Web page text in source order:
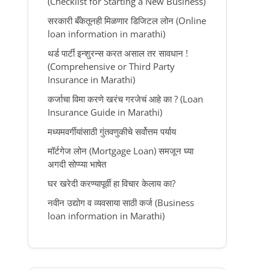
सरकारी बँकेतूनही मिळणार डिजिटल लोन (Online
loan information in marathi)
थर्ड पार्टी इन्शुरन्स करत असाल तर सावधान !
(Comprehensive or Third Party
Insurance in Marathi)
कर्जाचा विमा करणे खरंच गरजेचं आहे का ? (Loan
Insurance Guide in Marathi)
मध्यमवर्गीयांसाठी गुंतवणुकीचे सर्वोत्तम पर्याय
मॉर्टगेज लोन (Mortgage Loan) समजून घ्या
अगदी सोप्प्या भाषेत
घर खरेदी करण्यापूर्वी हा विचार केलाय का?
नवीन उद्योग व व्यवसाया साठी कर्ज (Business
loan information in Marathi)